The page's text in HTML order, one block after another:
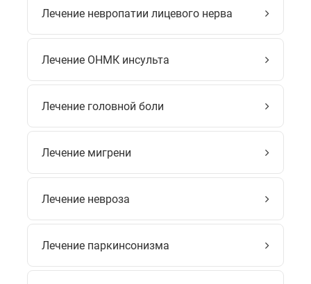
Лечение невропатии лицевого нерва
Лечение ОНМК инсульта
Лечение головной боли
Лечение мигрени
Лечение невроза
Лечение паркинсонизма